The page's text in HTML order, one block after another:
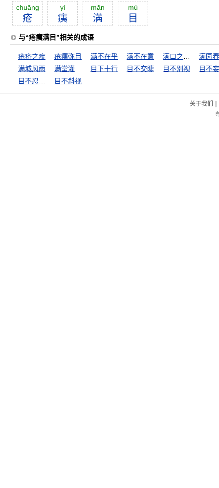
chuāng
疮
yí
痍
măn
满
mù
目
与“疮痍满目”相关的成语
疮疥之疾 疮痍弥目 满不在乎 满不在意
满园
满城风雨
满堂灌 目下十行 目不交睫 目不别视
目不
目不斜视
关于我们 |